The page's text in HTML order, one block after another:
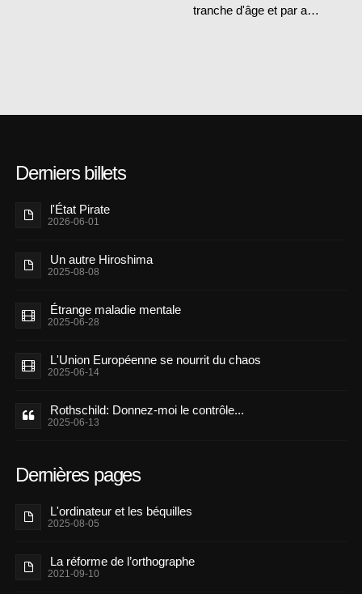
tranche d'âge et par a…
Derniers billets
l'État Pirate
2026-06-01
Un autre Hiroshima
2025-08-08
Étrange maladie mentale
2025-06-28
L'Union Européenne se nourrit du chaos
2025-06-14
Rothschild: Donnez-moi le contrôle...
2025-06-13
Dernières pages
L'ordinateur et les béquilles
2025-08-05
La réforme de l’orthographe
2021-09-10